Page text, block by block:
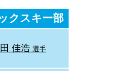
クスキー部
佳浩 選手